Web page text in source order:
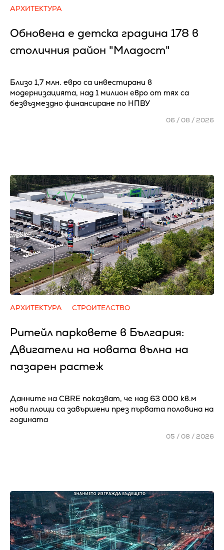
АРХИТЕКТУРА
Обновена е детска градина 178 в
столичния район "Младост"
Близо 1,7 млн. евро са инвестирани в
модернизацията, над 1 милион евро от тях са
безвъзмездно финансиране по НПВУ
06 / 08 / 2026
АРХИТЕКТУРА СТРОИТЕЛСТВО
Ритейл парковете в България:
Двигатели на новата вълна на
пазарен растеж
Данните на CBRE показват, че над 63 000 кв.м
нови площи са завършени през първата половина на
годината
05 / 08 / 2026